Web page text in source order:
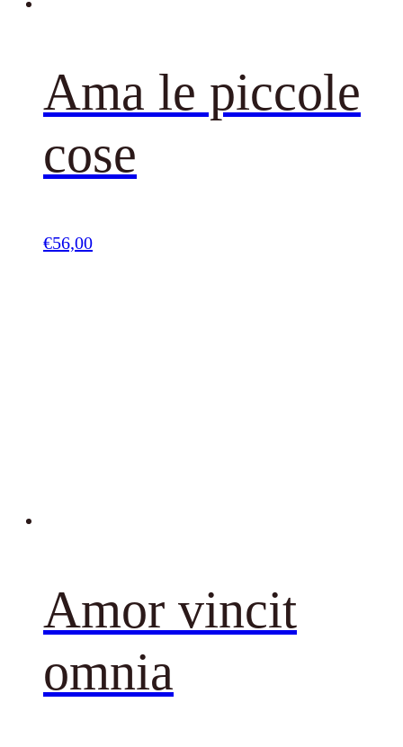
Ama le piccole
cose
€56,00
Amor vincit
omnia